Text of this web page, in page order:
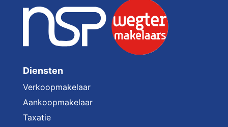
Diensten
Verkoopmakelaar
Aankoopmakelaar
Taxatie